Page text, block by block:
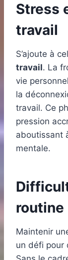
Stress
travail
S’ajoute à
travail. La
vie
la
travail. Ce
pression
aboutissant
mentale.
routine
Maintenir
un défi pour